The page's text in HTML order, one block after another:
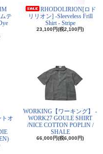
テ
RHODOLIRION[ロド
リリオン] -Sleeveless Frill
Shirt - Stripe
23,100円(税2,100円)
オ
WORKING【ワーキング】 -
WORK27 GOULE SHIRT
/NICE COTTON POPLIN /
SHALE
66,000円(税6,000円)